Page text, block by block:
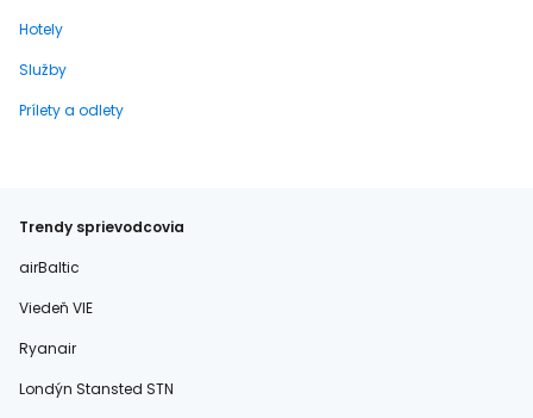
Hotely
Služby
Prílety a odlety
Trendy sprievodcovia
airBaltic
Viedeň VIE
Ryanair
Londýn Stansted STN